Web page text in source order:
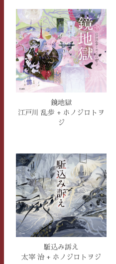
鏡地獄
江戸川 乱歩 + ホノジロトヲ
ジ
駈込み訴え
太宰 治 + ホノジロトヲジ